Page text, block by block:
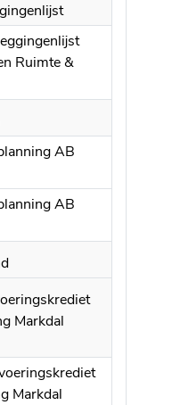
Ruimte &
AB
AB
Markdal
Markdal